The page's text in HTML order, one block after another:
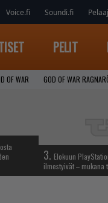
Voice.fi Soundi.fi
PELIT
OF WAR GOD OF WAR
3. Elokuun
ilmestyivät – mukana